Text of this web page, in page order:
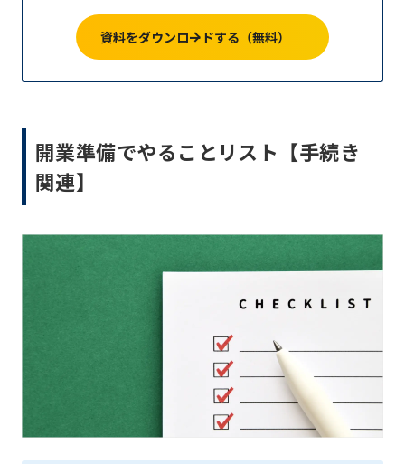
資料をダウンロードする（無料）
開業準備でやることリスト【手続き
関連】